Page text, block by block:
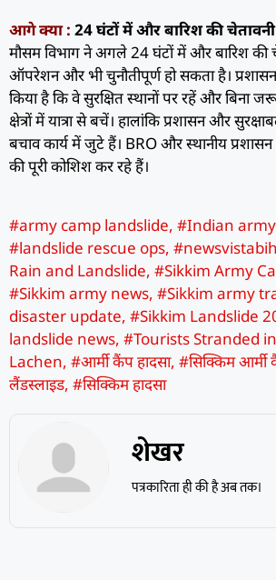
आगे क्या : 24 घंटों में और बारिश की चेतावनी
मौसम विभाग ने अगले 24 घंटों में और बारिश की
ऑपरेशन और भी चुनौतीपूर्ण हो सकता है।
किया है कि वे सुरक्षित स्थानों पर रहें और बिना
क्षेत्रों में यात्रा से बचें। हालांकि प्रशासन और
बचाव कार्य में जुटे हैं। BRO और स्थानीय
की पूरी कोशिश कर रहे हैं।
#army camp landslide, #Indian
#landslide rescue ops, #newsvistabih
Rain and Landslide, #Sikkim Army
#Sikkim army news, #Sikkim army
disaster update, #Sikkim Landslide
landslide news, #Tourists Stranded
Lachen, #आर्मी कैंप हादसा, #सिक्किम आर्मी
लैंडस्लाइड, #सिक्किम हादसा
शेखर
पत्रकारिता ही की है अब तक।